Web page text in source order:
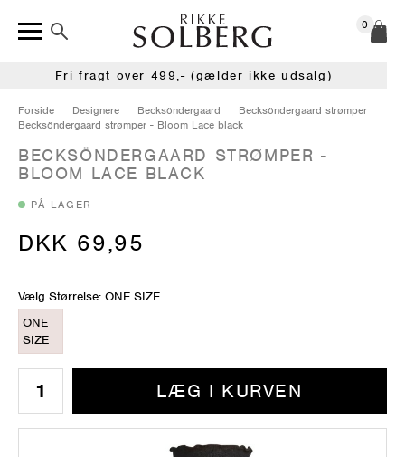
0
Fri fragt over 499,- (gælder ikke udsalg)
Forside Designere Becksöndergaard
Becksöndergaard strømper
Becksöndergaard strømper - Bloom Lace black
BECKSÖNDERGAARD STRØMPER -
BLOOM LACE BLACK
PÅ LAGER
DKK 69,95
Vælg Størrelse: ONE SIZE
ONE
SIZE
LÆG I KURVEN